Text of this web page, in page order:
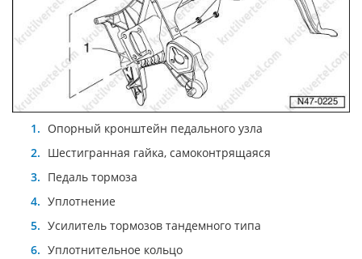
Опорный кронштейн педального узла
Шестигранная гайка, самоконтрящаяся
Педаль тормоза
Уплотнение
Усилитель тормозов тандемного типа
Уплотнительное кольцо